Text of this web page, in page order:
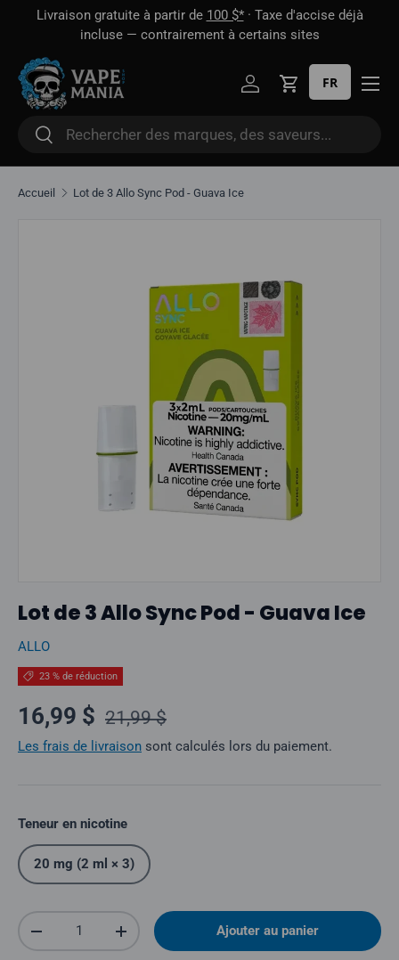
Aller directement au contenu
Livraison gratuite à partir de 100 $*· Taxe d'accise déjà
incluse — contrairement à certains sites
Rechercher
Rechercher
Se connecter
Panier
FR
Accueil Lot de 3 Allo Sync Pod - Guava Ice
Lot de 3 Allo Sync Pod - Guava Ice
ALLO
23 % de réduction
Prix soldé
16,99 $ Prix normal
21,99 $
Les frais de livraison sont calculés lors du paiement.
Teneur en nicotine
20 mg (2 ml × 3)
Quantité
Réduire la quantitéAugmenter la quantitéAjouter au panier